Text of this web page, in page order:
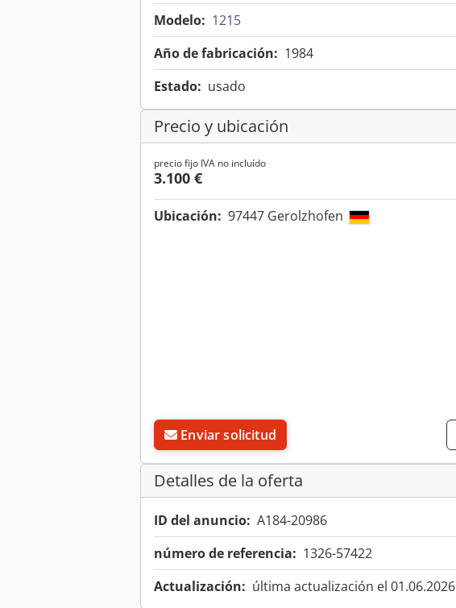
Modelo: 1215
Año de fabricación: 1984
Estado: usado
Precio y ubicación
precio fijo IVA no incluído
3.100 €
Ubicación: 97447 Gerolzhofen
Enviar solicitud
Detalles de la oferta
ID del anuncio: A184-20986
número de referencia: 1326-57422
Actualización: última actualización el 01.06.2026